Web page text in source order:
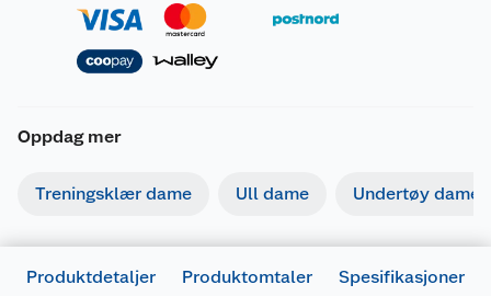
Oppdag mer
Treningsklær dame Ull dame Undertøy dame
Produktdetaljer Produktomtaler Spesifikasjoner